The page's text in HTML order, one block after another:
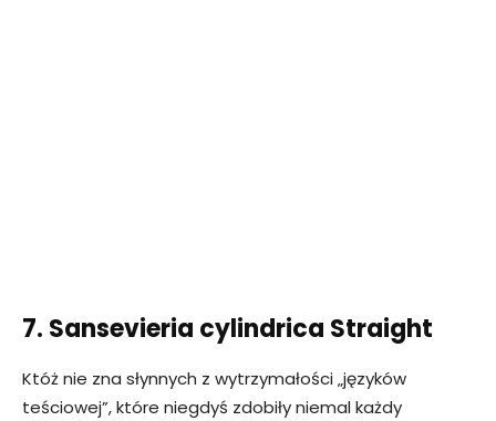
7. Sansevieria cylindrica Straight
Któż nie zna słynnych z wytrzymałości „języków
teściowej”, które niegdyś zdobiły niemal każdy